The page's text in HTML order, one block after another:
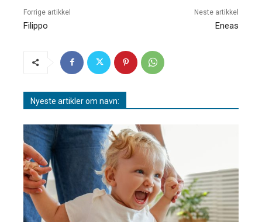
Forrige artikkel
Filippo
Neste artikkel
Eneas
Nyeste artikler om navn: